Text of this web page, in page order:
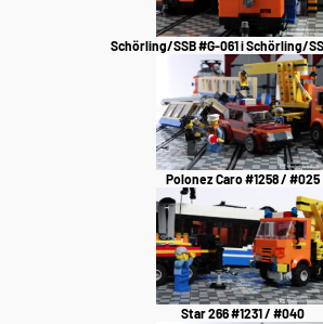
Schörling/SSB #G-061 i Schörling/
Polonez Caro #1258 / #025
Star 266 #1231 / #040